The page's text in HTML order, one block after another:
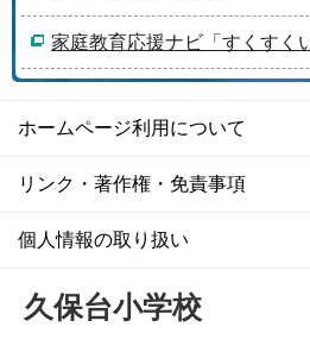
家庭教育応援ナビ「すくすく
ホームページ利用について
リンク・著作権・免責事項
個人情報の取り扱い
久保台小学校